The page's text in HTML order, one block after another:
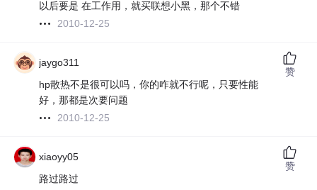
以后要是 在工作用，就买联想小黑，那个不错
2010-12-25
jaygo311
hp散热不是很可以吗，你的咋就不行呢，只要性能
好，那都是次要问题
2010-12-25
赞
xiaoyy05
路过路过
赞